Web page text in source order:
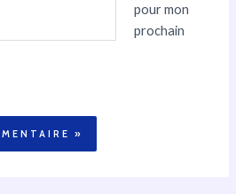
pour mon
prochain